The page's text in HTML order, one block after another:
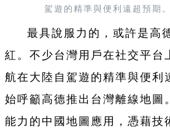
駕遊的精準與便利遠超預期
最具說服力的，或許是高
紅。不少台灣用戶在社交平台
航在大陸自駕遊的精準與便利
始呼籲高德推出台灣離線地圖
能力的中國地圖應用，憑藉技